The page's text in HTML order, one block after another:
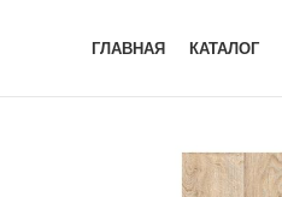
ГЛАВНАЯ КАТАЛОГ